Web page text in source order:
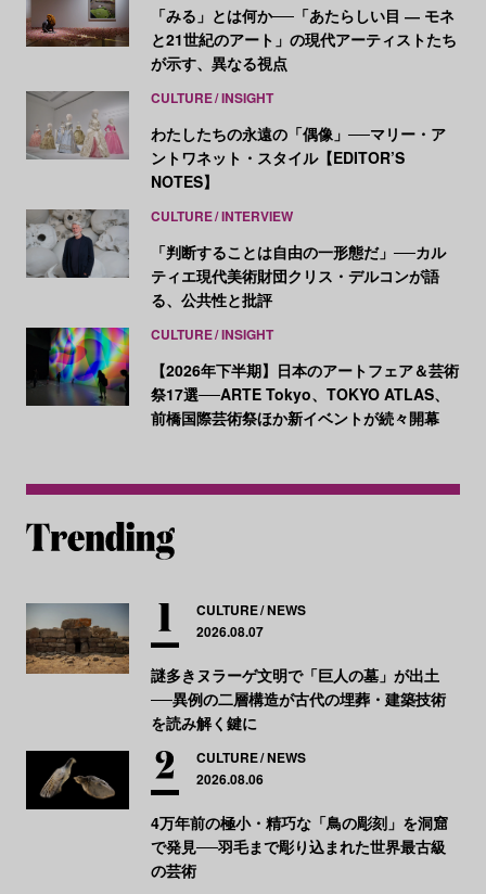
「みる」とは何か──「あたらしい目 ― モネ
と21世紀のアート」の現代アーティストたち
が示す、異なる視点
CULTURE INSIGHT
わたしたちの永遠の「偶像」──マリー・ア
ントワネット・スタイル【EDITOR’S
NOTES】
CULTURE INTERVIEW
「判断することは自由の一形態だ」──カル
ティエ現代美術財団クリス・デルコンが語
る、公共性と批評
CULTURE INSIGHT
【2026年下半期】日本のアートフェア＆芸術
祭17選──ARTE Tokyo、TOKYO ATLAS、
前橋国際芸術祭ほか新イベントが続々開幕
CULTURE NEWS
2026.08.07
謎多きヌラーゲ文明で「巨人の墓」が出土
──異例の二層構造が古代の埋葬・建築技術
を読み解く鍵に
CULTURE NEWS
2026.08.06
4万年前の極小・精巧な「鳥の彫刻」を洞窟
で発見──羽毛まで彫り込まれた世界最古級
の芸術